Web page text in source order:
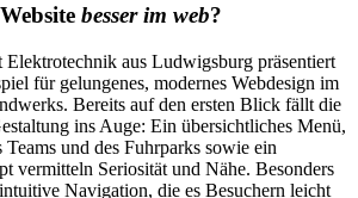
besser im web?
aus Ludwigsburg präsentiert
für gelungenes, modernes Webdesign im
Bereits auf den ersten Blick fällt die
ins Auge: Ein übersichtliches Menü,
Teams und des Fuhrparks sowie ein
vermitteln Seriosität und Nähe. Besonders
Navigation, die es Besuchern leicht